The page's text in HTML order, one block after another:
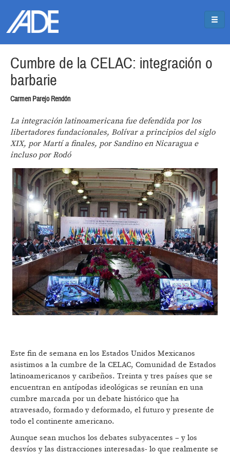
Cumbre de la CELAC: integración o
barbarie
Carmen Parejo Rendón
La integración latinoamericana fue defendida por los
libertadores fundacionales, Bolívar a principios del siglo
XIX, por Martí a finales, por Sandino en Nicaragua e
incluso por Rodó
Este fin de semana en los Estados Unidos Mexicanos
asistimos a la cumbre de la CELAC, Comunidad de Estados
latinoamericanos y caribeños. Treinta y tres países que se
encuentran en antípodas ideológicas se reunían en una
cumbre marcada por un debate histórico que ha
atravesado, formado y deformado, el futuro y presente de
todo el continente americano.
Aunque sean muchos los debates subyacentes – y los
desvíos y las distracciones interesadas- lo que realmente se